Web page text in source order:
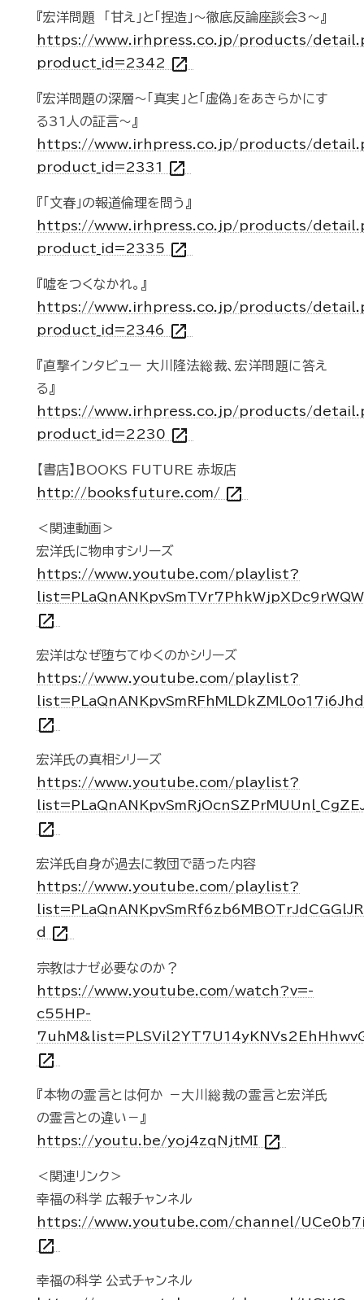
『宏洋問題 「甘え」と「捏造」～徹底反論座談会3～』
https://www.irhpress.co.jp/products/
product_id=2342 open_in_new
『宏洋問題の深層～「真実」と「虚偽」をあきらかにす
る31人の証言～』
https://www.irhpress.co.jp/products/
product_id=2331 open_in_new
『「文春」の報道倫理を問う』
https://www.irhpress.co.jp/products/
product_id=2335 open_in_new
『嘘をつくなかれ。』
https://www.irhpress.co.jp/products/
product_id=2346 open_in_new
『直撃インタビュー 大川隆法総裁、宏洋問題に答え
る』
https://www.irhpress.co.jp/products/
product_id=2230 open_in_new
【書店】BOOKS FUTURE 赤坂店
http://booksfuture.com/ open_in_new
＜関連動画＞
宏洋氏に物申すシリーズ
https://www.youtube.com/playlist?
open_in_new
宏洋はなぜ堕ちてゆくのかシリーズ
https://www.youtube.com/playlist?
open_in_new
宏洋氏の真相シリーズ
https://www.youtube.com/playlist?
open_in_new
宏洋氏自身が過去に教団で語った内容
https://www.youtube.com/playlist?
d open_in_new
宗教はナゼ必要なのか？
https://www.youtube.com/watch?v=-
c55HP-
open_in_new
『本物の霊言とは何か －大川総裁の霊言と宏洋氏
の霊言との違い－』
https://youtu.be/yoj4zqNjtMI open_in_new
＜関連リンク＞
幸福の科学 広報チャンネル
https://www.youtube.com/channel/
open_in_new
幸福の科学 公式チャンネル